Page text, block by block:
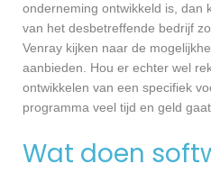
onderneming ontwikkeld is, dan
van het desbetreffende bedrijf
Venray kijken naar de
aanbieden. Hou er echter wel
ontwikkelen van een specifiek
programma veel tijd en geld
Wat doen